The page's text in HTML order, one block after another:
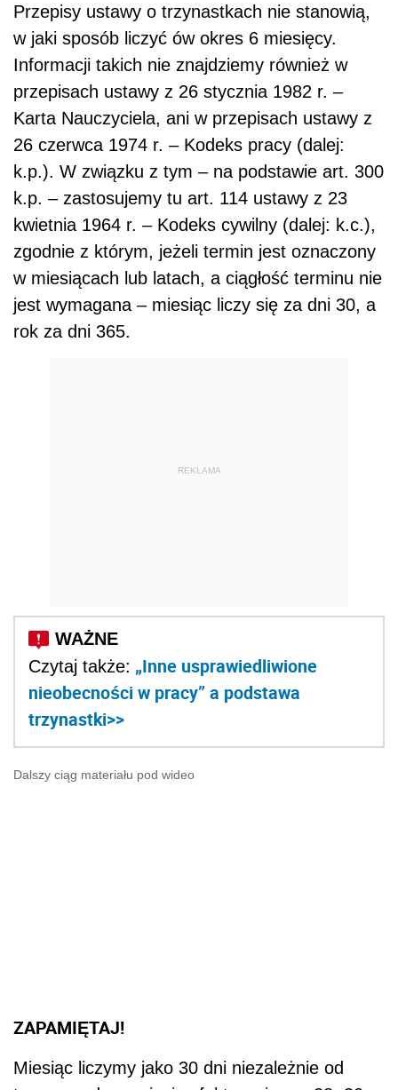
Przepisy ustawy o trzynastkach nie stanowią,
w jaki sposób liczyć ów okres 6 miesięcy.
Informacji takich nie znajdziemy również w
przepisach ustawy z 26 stycznia 1982 r. –
Karta Nauczyciela, ani w przepisach ustawy z
26 czerwca 1974 r. – Kodeks pracy (dalej:
k.p.). W związku z tym – na podstawie art. 300
k.p. – zastosujemy tu art. 114 ustawy z 23
kwietnia 1964 r. – Kodeks cywilny (dalej: k.c.),
zgodnie z którym, jeżeli termin jest oznaczony
w miesiącach lub latach, a ciągłość terminu nie
jest wymagana – miesiąc liczy się za dni 30, a
rok za dni 365.
REKLAMA
Czytaj także: „Inne usprawiedliwione
nieobecności w pracy” a podstawa
trzynastki>>
Dalszy ciąg materiału pod wideo
ZAPAMIĘTAJ!
Miesiąc liczymy jako 30 dni niezależnie od